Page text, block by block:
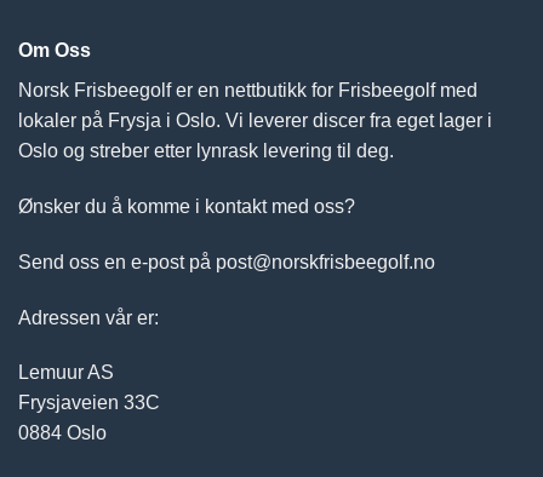
Om Oss
Norsk Frisbeegolf er en nettbutikk for Frisbeegolf med
lokaler på Frysja i Oslo. Vi leverer discer fra eget lager i
Oslo og streber etter lynrask levering til deg.
Ønsker du å komme i kontakt med oss?
Send oss en e-post på post@norskfrisbeegolf.no
Adressen vår er:
Lemuur AS
Frysjaveien 33C
0884 Oslo